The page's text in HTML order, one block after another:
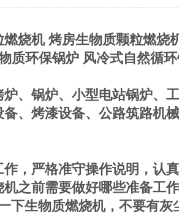
烧机 烤房生物质颗粒燃
质环保锅炉 风冷式自然循
、锅炉、小型电站锅炉、
、烤漆设备、公路筑路机
，严格准守操作说明，认
之前需要做好哪些准备工
下生物质燃烧机，不要有